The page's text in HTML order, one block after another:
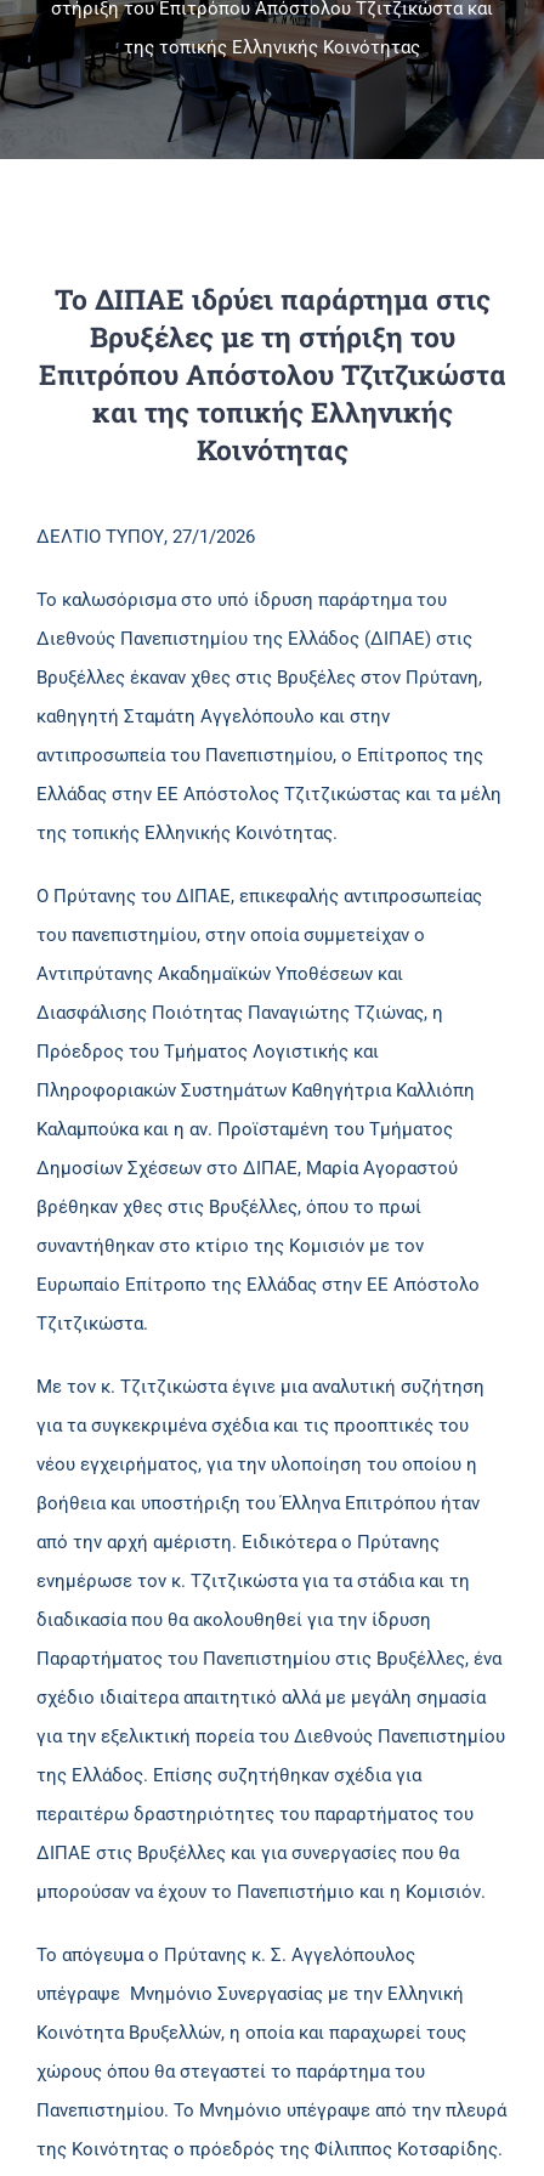
Πανεπιστημιακές Μονάδες
στήριξη του Επιτρόπου Απόστολου Τζιτζικώστα και
της τοπικής Ελληνικής Κοινότητας
Το ΔΙΠΑΕ ιδρύει παράρτημα στις
Βρυξέλες με τη στήριξη του
Επιτρόπου Απόστολου Τζιτζικώστα
και της τοπικής Ελληνικής
Κοινότητας
ΔΕΛΤΙΟ ΤΥΠΟΥ, 27/1/2026
Το καλωσόρισμα στο υπό ίδρυση παράρτημα του
Διεθνούς Πανεπιστημίου της Ελλάδος (ΔΙΠΑΕ) στις
Βρυξέλλες έκαναν χθες στις Βρυξέλες στον Πρύτανη,
καθηγητή Σταμάτη Αγγελόπουλο και στην
αντιπροσωπεία του Πανεπιστημίου, ο Επίτροπος της
Ελλάδας στην ΕΕ Απόστολος Τζιτζικώστας και τα μέλη
της τοπικής Ελληνικής Κοινότητας.
Ο Πρύτανης του ΔΙΠΑΕ, επικεφαλής αντιπροσωπείας
του πανεπιστημίου, στην οποία συμμετείχαν ο
Αντιπρύτανης Ακαδημαϊκών Υποθέσεων και
Διασφάλισης Ποιότητας Παναγιώτης Τζιώνας, η
Πρόεδρος του Τμήματος Λογιστικής και
Πληροφοριακών Συστημάτων Καθηγήτρια Καλλιόπη
Καλαμπούκα και η αν. Προϊσταμένη του Τμήματος
Δημοσίων Σχέσεων στο ΔΙΠΑΕ, Μαρία Αγοραστού
βρέθηκαν χθες στις Βρυξέλλες, όπου το πρωί
συναντήθηκαν στο κτίριο της Κομισιόν με τον
Ευρωπαίο Επίτροπο της Ελλάδας στην ΕΕ Απόστολο
Τζιτζικώστα.
Με τον κ. Τζιτζικώστα έγινε μια αναλυτική συζήτηση
για τα συγκεκριμένα σχέδια και τις προοπτικές του
νέου εγχειρήματος, για την υλοποίηση του οποίου η
βοήθεια και υποστήριξη του Έλληνα Επιτρόπου ήταν
από την αρχή αμέριστη. Ειδικότερα ο Πρύτανης
ενημέρωσε τον κ. Τζιτζικώστα για τα στάδια και τη
διαδικασία που θα ακολουθηθεί για την ίδρυση
Παραρτήματος του Πανεπιστημίου στις Βρυξέλλες, ένα
σχέδιο ιδιαίτερα απαιτητικό αλλά με μεγάλη σημασία
για την εξελικτική πορεία του Διεθνούς Πανεπιστημίου
της Ελλάδος. Επίσης συζητήθηκαν σχέδια για
περαιτέρω δραστηριότητες του παραρτήματος του
ΔΙΠΑΕ στις Βρυξέλλες και για συνεργασίες που θα
μπορούσαν να έχουν το Πανεπιστήμιο και η Κομισιόν.
Το απόγευμα ο Πρύτανης κ. Σ. Αγγελόπουλος
υπέγραψε Μνημόνιο Συνεργασίας με την Ελληνική
Κοινότητα Βρυξελλών, η οποία και παραχωρεί τους
χώρους όπου θα στεγαστεί το παράρτημα του
Πανεπιστημίου. Το Μνημόνιο υπέγραψε από την πλευρά
της Κοινότητας ο πρόεδρός της Φίλιππος Κοτσαρίδης.